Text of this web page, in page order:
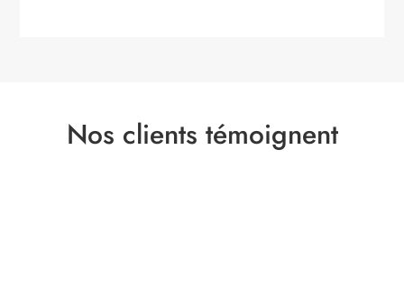
Nos clients témoignent